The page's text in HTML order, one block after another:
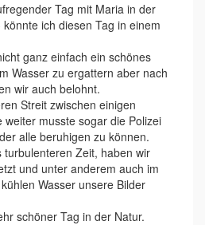
Tag mit Maria in der
ich diesen Tag in einem
ganz einfach ein schönes
Wasser zu ergattern aber nach
wir auch belohnt.
Streit zwischen einigen
weiter musste sogar die Polizei
alle beruhigen zu können.
turbulenteren Zeit, haben wir
und unter anderem auch im
Wasser unsere Bilder
schöner Tag in der Natur.